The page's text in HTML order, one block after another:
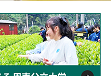
公立大学で過ごす様子のイ